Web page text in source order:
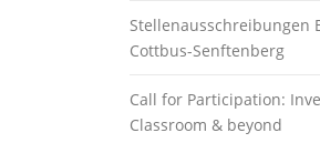
Stellenausschreibungen
Cottbus-Senftenberg
Call for Participation:
Classroom & beyond